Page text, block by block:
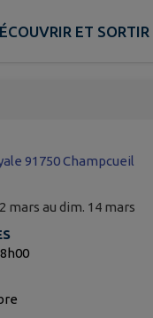
ET SORTIR
91750 Champcueil
mars au dim. 14 mars